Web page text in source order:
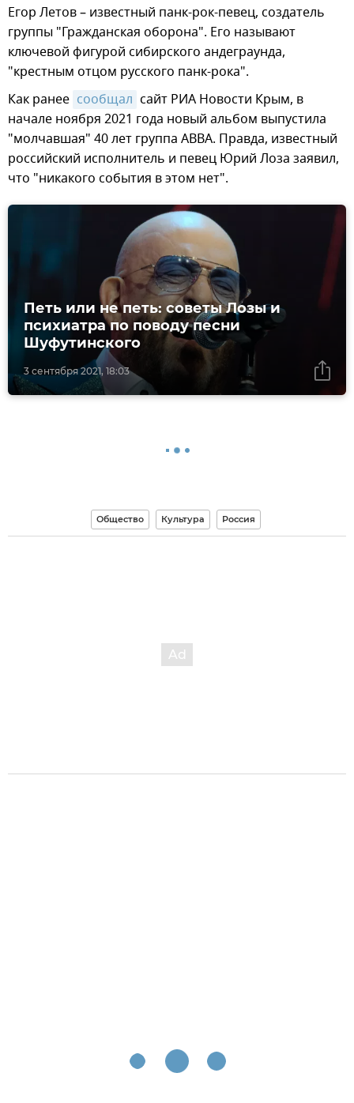
Егор Летов – известный панк-рок-певец, создатель
группы "Гражданская оборона". Его называют
ключевой фигурой сибирского андеграунда,
"крестным отцом русского панк-рока".
Как ранее сообщал сайт РИА Новости Крым, в
начале ноября 2021 года новый альбом выпустила
"молчавшая" 40 лет группа ABBA. Правда, известный
российский исполнитель и певец Юрий Лоза заявил,
что "никакого события в этом нет".
3 сентября 2021, 18:03
Петь или не петь: советы Лозы и
психиатра по поводу песни
Шуфутинского
Общество Культура Россия